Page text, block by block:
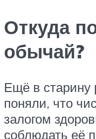
Откуда
обычай?
Ещё в старину
поняли, что
залогом
соблюдать её